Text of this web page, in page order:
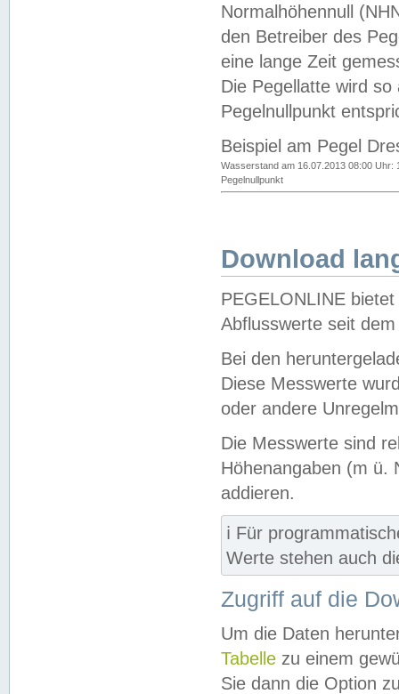
Normalhöhennull
den Betreiber des
eine lange Zeit
Die Pegellatte wird
Pegelnullpunkt
Beispiel am Pegel
Wasserstand am 16.07.2013 08:00 Uhr:
Pegelnullpunkt
Download
PEGELONLINE
Abflusswerte seit
Bei den
Diese Messwerte
oder andere
Die Messwerte sind
Höhenangaben (m ü.
addieren.
ℹ️ Für
Werte stehen auch
Zugriff auf die
Um die Daten
Tabelle zu einem
Sie dann die Option